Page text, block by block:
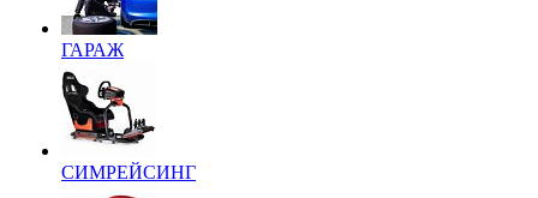
ГАРАЖ
СИМРЕЙСИНГ